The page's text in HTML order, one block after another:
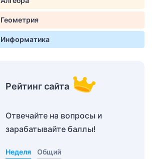
Геометрия
Информатика
Рейтинг сайта
Отвечайте на вопросы и
зарабатывайте баллы!
Неделя Общий